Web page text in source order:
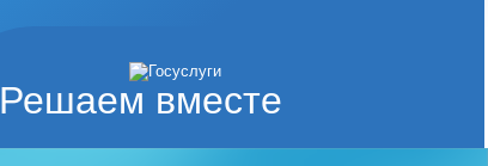
Решаем вместе